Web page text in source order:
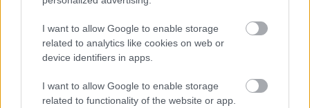
I want to allow Google to enable storage
related to analytics like cookies on web or
device identifiers in apps.
I want to allow Google to enable storage
related to functionality of the website or app.
A Szex és New York stylistja,
Patricia Field például gyakran
kombinálta a turkálós darabokat a